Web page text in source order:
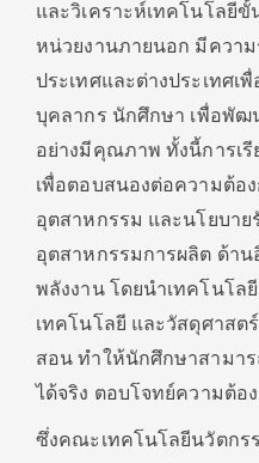
และวิเคราะห์เทคโนโลยี
หน่วยงานภายนอก มีควา
ประเทศและต่างประเทศเ
บุคลากร นักศึกษา เพื่อพัฒ
อย่างมีคุณภาพ ทั้งนี้การเ
เพื่อตอบสนองต่อความต้อ
อุตสาหกรรม และนโยบาย
อุตสาหกรรมการผลิต ด้า
พลังงาน โดยนำเทคโนโล
เทคโนโลยี และวัสดุศาสต
สอน ทำให้นักศึกษาสามา
ได้จริง ตอบโจทย์ความต้อ
ซึ่งคณะเทคโนโลยีนวัตกร